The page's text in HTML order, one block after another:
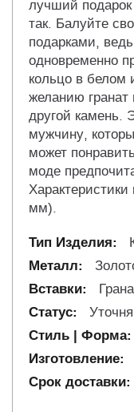
лучший
так. Балуйте
подарками,
одновременно
кольцо в белом
желанию
другой камень.
мужчину,
может
моде
Характеристики
мм).